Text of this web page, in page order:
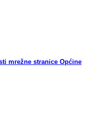
mrežne stranice Općine